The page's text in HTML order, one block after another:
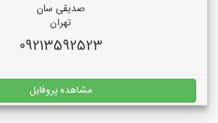
صدیقی سان
تهران
09213592523
مشاهده پروفایل